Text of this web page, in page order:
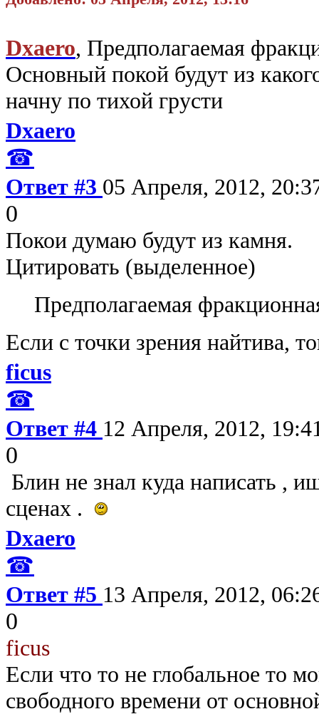
Dxaero, Предполагаемая
Основный покой будут из
начну по тихой грусти
Dxaero
☎
Ответ #3 05 Апреля, 2012,
0
Покои думаю будут из камня.
Цитировать (выделенное)
Предполагаемая
Если с точки зрения найтива,
ficus
☎
Ответ #4 12 Апреля, 2012,
0
Блин не знал куда написать ,
сценах .
Dxaero
☎
Ответ #5 13 Апреля, 2012,
0
ficus
Если что то не глобальное то
свободного времени от